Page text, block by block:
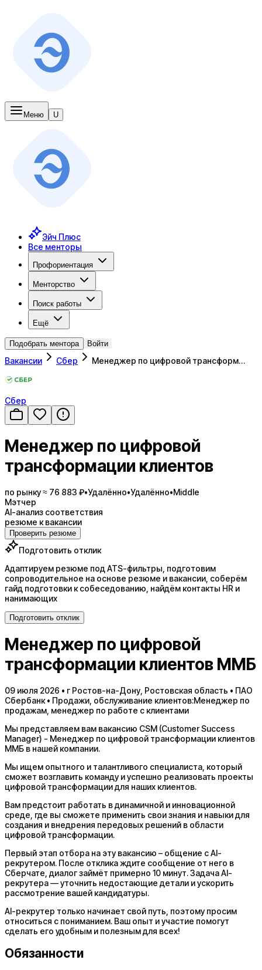
Меню U
Эйч Плюс
Все менторы
Профориентация
Менторство
Поиск работы
Ещё
Подобрать ментора Войти
Вакансии Сбер Менеджер по цифровой трансформ…
Сбер
Менеджер по цифровой
трансформации клиентов
по рынку ≈ 76 883 ₽•Удалённо•Удалённо•Middle
Мэтчер
AI-анализ соответствия
резюме к вакансии
Проверить резюме
Подготовить отклик
Адаптируем резюме под ATS-фильтры, подготовим
сопроводительное на основе резюме и вакансии, соберём
гайд подготовки к собеседованию, найдём контакты HR и
нанимающих
Подготовить отклик
Менеджер по цифровой
трансформации клиентов ММБ
09 июля 2026 • г Ростов-на-Дону, Ростовская область • ПАО
Сбербанк • Продажи, обслуживание клиентов:Менеджер по
продажам, менеджер по работе с клиентами
Мы представляем вам вакансию CSM (Customer Success
Manager) - Менеджер по цифровой трансформации клиентов
ММБ в нашей компании.
Мы ищем опытного и талантливого специалиста, который
сможет возглавить команду и успешно реализовать проекты
цифровой трансформации для наших клиентов.
Вам предстоит работать в динамичной и инновационной
среде, где вы сможете применить свои знания и навыки для
создания и внедрения передовых решений в области
цифровой трансформации.
Первый этап отбора на эту вакансию – общение с AI-
рекрутером. После отклика ждите сообщение от него в
Сберчате, диалог займёт примерно 10 минут. Задача AI-
рекрутера — уточнить недостающие детали и ускорить
рассмотрение вашей кандидатуры.
AI-рекрутер только начинает свой путь, поэтому просим
относиться с пониманием. Ваш опыт и участие помогут
сделать его удобным и полезным для всех!
Обязанности